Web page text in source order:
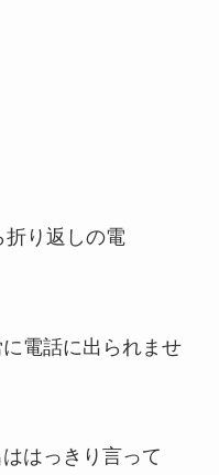
り返しの電
に電話に出られませ
はっきり言って